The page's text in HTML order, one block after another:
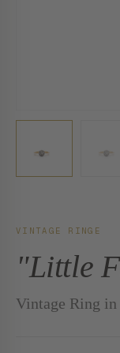
VINTAGE RINGE
"Little
Vintage Ring